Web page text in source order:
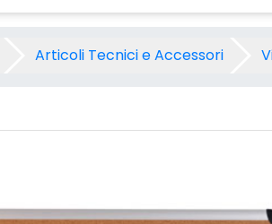
Articoli Tecnici e Accessori